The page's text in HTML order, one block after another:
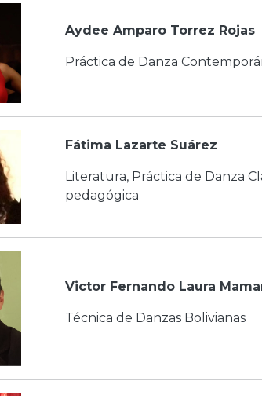
Aydee Amparo Torrez Rojas
Práctica de Danza
Fátima Lazarte Suárez
Literatura, Práctica de Danza
pedagógica
Victor Fernando Laura
Técnica de Danzas Bolivianas